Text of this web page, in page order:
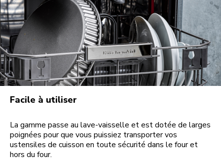
Facile à utiliser
La gamme passe au lave-vaisselle et est dotée de larges
poignées pour que vous puissiez transporter vos
ustensiles de cuisson en toute sécurité dans le four et
hors du four.